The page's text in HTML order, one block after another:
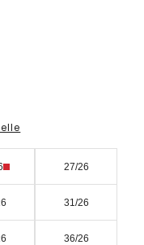
27/26
31/26
36/26